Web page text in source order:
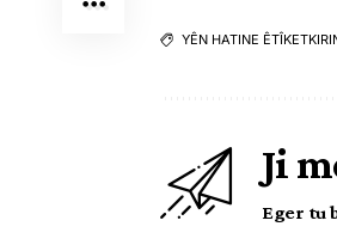
YÊN HATINE
Ji
Eger tu